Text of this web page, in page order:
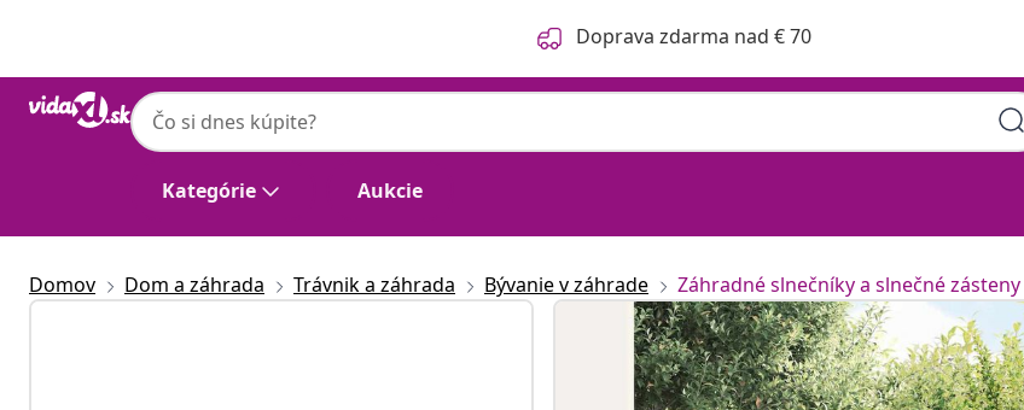
Doprava zdarma nad € 70
Kategórie Aukcie
Domov Dom a záhrada Trávnik a záhrada Bývanie v záhrade Záhradné slnečníky a slnečné zásteny